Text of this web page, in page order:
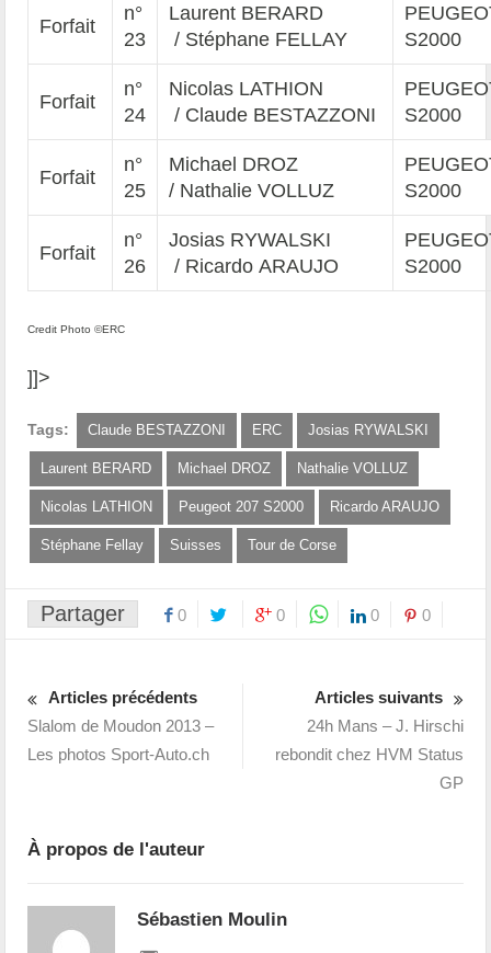
Forfait
n°
23
Laurent BERARD
/ Stéphane FELLAY
S2000
Forfait
n°
24
Nicolas LATHION
/ Claude BESTAZZONI
S2000
Forfait
n°
25
Michael DROZ
/ Nathalie VOLLUZ
S2000
Forfait
n°
26
Josias RYWALSKI
/ Ricardo ARAUJO
S2000
Credit Photo ©ERC
]]>
Tags: Claude BESTAZZONI ERC Josias RYWALSKI
Laurent BERARD Michael DROZ Nathalie VOLLUZ
Nicolas LATHION Peugeot 207 S2000 Ricardo ARAUJO
Stéphane Fellay Suisses Tour de Corse
Partager 0 0 0 0
Articles précédents
Slalom de Moudon 2013 –
Les photos Sport-Auto.ch
Articles suivants
24h Mans – J. Hirschi
rebondit chez HVM Status
GP
À propos de l'auteur
Sébastien Moulin